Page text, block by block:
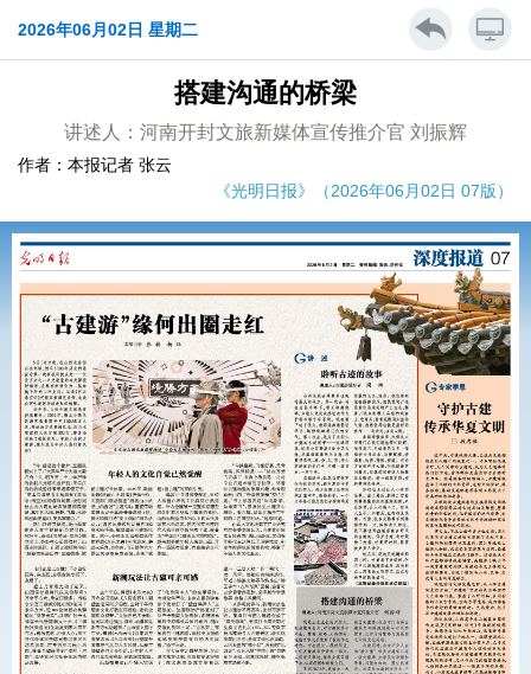
2026年06月02日 星期二
搭建沟通的桥梁
讲述人：河南开封文旅新媒体宣传推介官 刘振辉
作者：本报记者 张云
《光明日报》（2026年06月02日 07版）